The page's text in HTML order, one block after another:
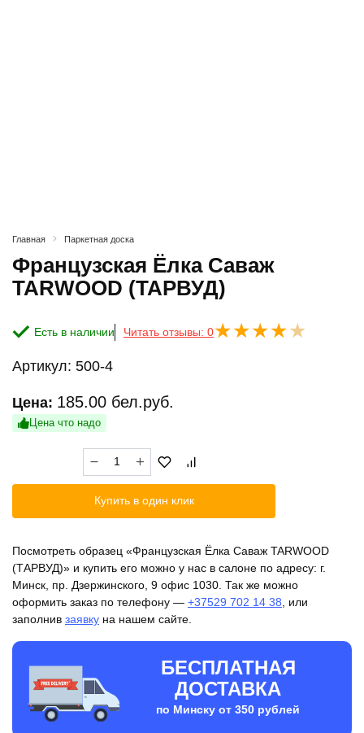
Главная Паркетная доска
Французская Ёлка Саваж
TARWOOD (ТАРВУД)
Есть в наличии Читать отзывы: 0
Артикул: 500-4
Цена: 185.00 бел.руб.
Цена что надо
Количество
товара
Ёлка
(ТАРВУД)
Купить в один клик
Посмотреть образец «Французская Ёлка Саваж TARWOOD
(ТАРВУД)» и купить его можно у нас в салоне по адресу: г.
Минск, пр. Дзержинского, 9 офис 1030. Так же можно
оформить заказ по телефону — +37529 702 14 38 , или
заполнив заявку на нашем сайте.
БЕСПЛАТНАЯ
ДОСТАВКА
по Минску от 350 рублей